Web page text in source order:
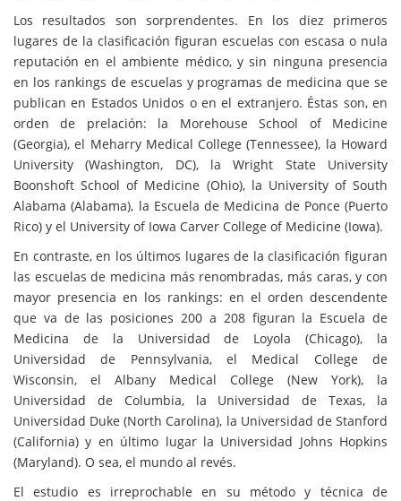
Los resultados son sorprendentes. En los diez primeros
lugares de la clasificación figuran escuelas con escasa o nula
reputación en el ambiente médico, y sin ninguna presencia
en los rankings de escuelas y programas de medicina que se
publican en Estados Unidos o en el extranjero. Éstas son, en
orden de prelación: la Morehouse School of Medicine
(Georgia), el Meharry Medical College (Tennessee), la Howard
University (Washington, DC), la Wright State University
Boonshoft School of Medicine (Ohio), la University of South
Alabama (Alabama), la Escuela de Medicina de Ponce (Puerto
Rico) y el University of Iowa Carver College of Medicine (Iowa).
En contraste, en los últimos lugares de la clasificación figuran
las escuelas de medicina más renombradas, más caras, y con
mayor presencia en los rankings: en el orden descendente
que va de las posiciones 200 a 208 figuran la Escuela de
Medicina de la Universidad de Loyola (Chicago), la
Universidad de Pennsylvania, el Medical College de
Wisconsin, el Albany Medical College (New York), la
Universidad de Columbia, la Universidad de Texas, la
Universidad Duke (North Carolina), la Universidad de Stanford
(California) y en último lugar la Universidad Johns Hopkins
(Maryland). O sea, el mundo al revés.
El estudio es irreprochable en su método y técnica de